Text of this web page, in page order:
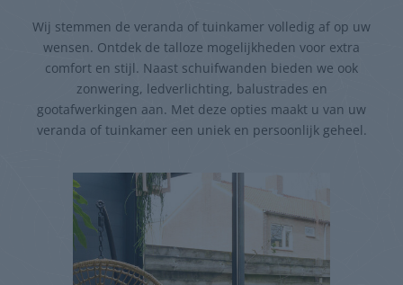
Wij stemmen de veranda of tuinkamer volledig af op uw
wensen. Ontdek de talloze mogelijkheden voor extra
comfort en stijl. Naast schuifwanden bieden we ook
zonwering, ledverlichting, balustrades en
gootafwerkingen aan. Met deze opties maakt u van uw
veranda of tuinkamer een uniek en persoonlijk geheel.